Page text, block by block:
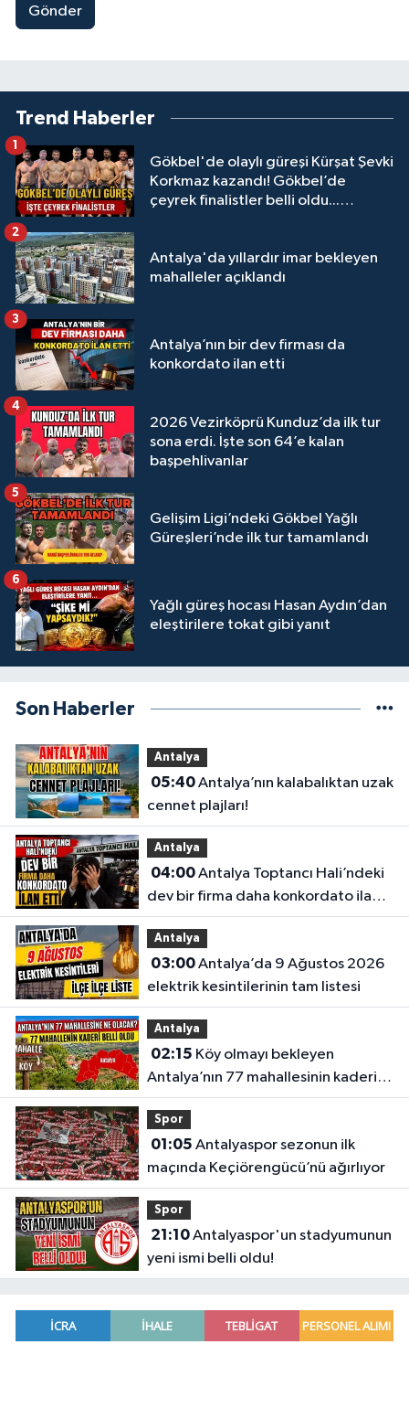
Gönder
Trend Haberler
Gökbel'de olaylı güreşi Kürşat Şevki
Korkmaz kazandı! Gökbel’de
çeyrek finalistler belli oldu...
1
Antalya'da yıllardır imar bekleyen
mahalleler açıklandı
2
Antalya’nın bir dev firması da
konkordato ilan etti
3
2026 Vezirköprü Kunduz’da ilk tur
sona erdi. İşte son 64’e kalan
başpehlivanlar
4
Gelişim Ligi’ndeki Gökbel Yağlı
Güreşleri’nde ilk tur tamamlandı
5
Yağlı güreş hocası Hasan Aydın’dan
eleştirilere tokat gibi yanıt
6
Son Haberler
Antalya
05:40Antalya’nın kalabalıktan uzak
cennet plajları!
Antalya
04:00Antalya Toptancı Hali’ndeki
dev bir firma daha konkordato ilan
etti
Antalya
03:00Antalya’da 9 Ağustos 2026
elektrik kesintilerinin tam listesi
Antalya
02:15
Antalya’nın 77 mahallesinin kaderi
belli oldu
Spor
01:05
maçında Keçiörengücü’nü ağırlıyor
Spor
21:10Antalyaspor'un stadyumunun
yeni ismi belli oldu!